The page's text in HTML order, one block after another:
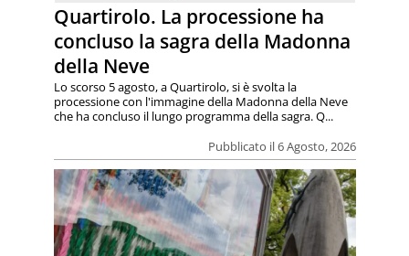
Quartirolo. La processione ha
concluso la sagra della Madonna
della Neve
Pubblicato il 6 Agosto, 2026
Lo scorso 5 agosto, a Quartirolo, si è svolta la
processione con l'immagine della Madonna della Neve
che ha concluso il lungo programma della sagra. Q...